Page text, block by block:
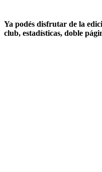
Ya podés disfrutar de la
club, estadísticas, doble